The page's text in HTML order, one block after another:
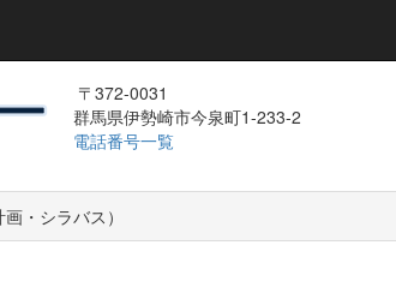
〒372-0031
群馬県伊勢崎市今泉町1-233-2
電話番号一覧
・シラバス）